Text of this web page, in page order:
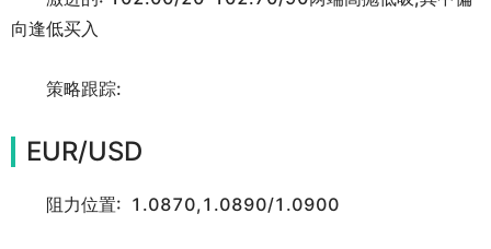
向逢低买入
策略跟踪:
EUR/USD
阻力位置: 1.0870,1.0890/1.0900